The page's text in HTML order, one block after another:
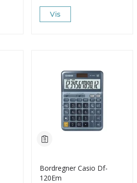
Vis
Bordregner Casio Df-
120Em